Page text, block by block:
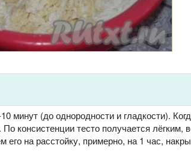
минут (до однородности и гладкости).
По консистенции тесто получается
на расстойку, примерно, на 1 час,